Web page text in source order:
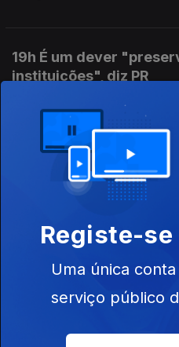
19h É um dever
instituições", diz PR
17h MAI elogia
06 ago. 2026
16h Ministra da Justiça
avaliação interna à PJ
06 ago. 2026
Registe-se
Uma única
serviço público